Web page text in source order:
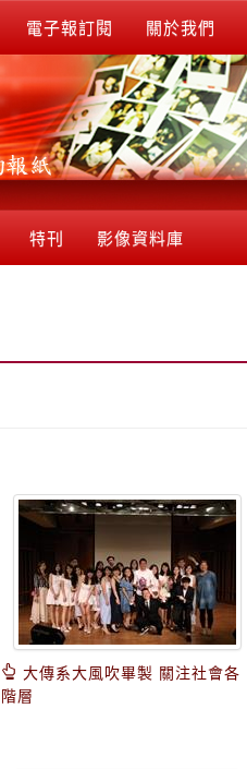
電子報訂閱 關於我們
特刊 影像資料庫
大傳系大風吹畢製 關注社會各
階層